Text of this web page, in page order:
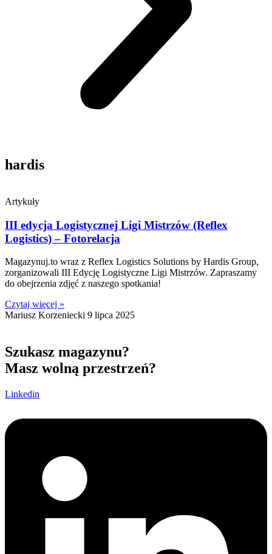
hardis
Artykuły
III edycja Logistycznej Ligi Mistrzów (Reflex
Logistics) – Fotorelacja
Magazynuj.to wraz z Reflex Logistics Solutions by Hardis Group,
zorganizowali III Edycję Logistyczne Ligi Mistrzów. Zapraszamy
do obejrzenia zdjęć z naszego spotkania!
Czytaj więcej »
Mariusz Korzeniecki 9 lipca 2025
Szukasz magazynu?
Masz wolną przestrzeń?
Linkedin